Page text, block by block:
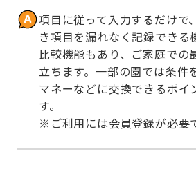
項目に従って入力するだけで
き項目を漏れなく記録できる
比較機能もあり、ご家庭での
立ちます。一部の園では条件
マネーなどに交換できるポイ
す。
※ご利用には会員登録が必要